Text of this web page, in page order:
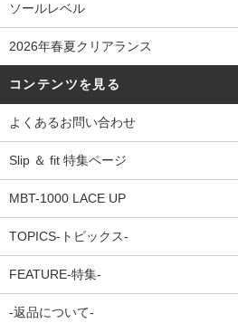
ソールレベル
2026年春夏クリアランス
コンテンツを見る
よくあるお問い合わせ
Slip ＆ fit 特集ページ
MBT-1000 LACE UP
TOPICS-トピックス-
FEATURE-特集-
-返品について-